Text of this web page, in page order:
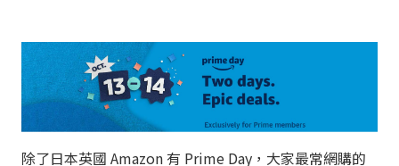
除了日本英國 Amazon 有 Prime Day，大家最常網購的